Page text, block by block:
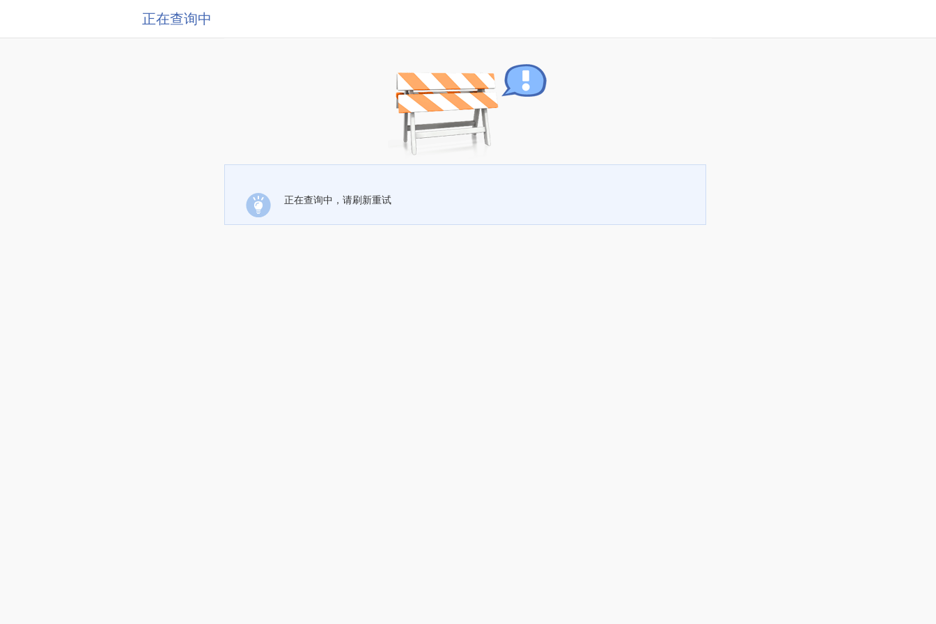
正在查询中
正在查询中，请刷新重试